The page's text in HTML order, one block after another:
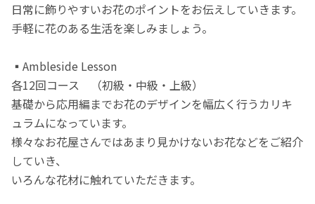
日常に飾りやすいお花のポイントをお伝えしていきます。
手軽に花のある生活を楽しみましょう。
▪️Ambleside Lesson
各12回コース （初級・中級・上級）
基礎から応用編までお花のデザインを幅広く行うカリキ
ュラムになっています。
様々なお花屋さんではあまり見かけないお花などをご紹介
していき、
いろんな花材に触れていただきます。